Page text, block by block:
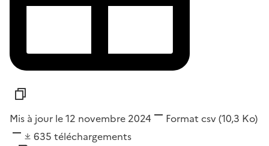
Mis à jour le 12 novembre 2024 Format csv(10,3 Ko)
635 téléchargements